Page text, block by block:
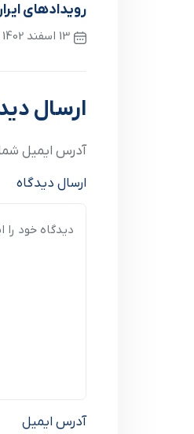
رویدادهای
13 اسفند 1402
ارسال
آدرس ایمیل
ارسال دیدگاه
آدرس ایمیل